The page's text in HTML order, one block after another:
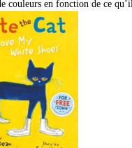
couleurs en fonction de ce